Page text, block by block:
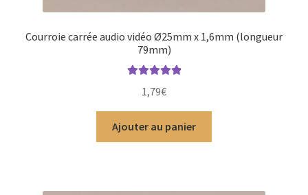
Courroie carrée audio vidéo Ø25mm x 1,6mm (longueur
79mm)
1,79€
Ajouter au panier